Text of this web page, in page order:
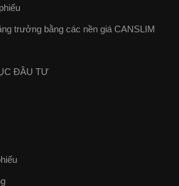
trưởng bằng các nền giá CANSLIM
ĐẦU TƯ